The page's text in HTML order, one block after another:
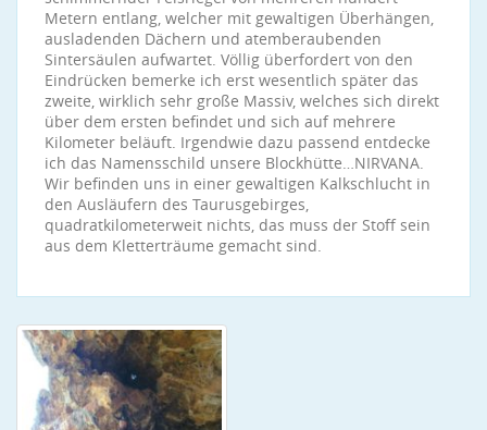
Metern entlang, welcher mit gewaltigen Überhängen,
ausladenden Dächern und atemberaubenden
Sintersäulen aufwartet. Völlig überfordert von den
Eindrücken bemerke ich erst wesentlich später das
zweite, wirklich sehr große Massiv, welches sich direkt
über dem ersten befindet und sich auf mehrere
Kilometer beläuft. Irgendwie dazu passend entdecke
ich das Namensschild unsere Blockhütte…NIRVANA.
Wir befinden uns in einer gewaltigen Kalkschlucht in
den Ausläufern des Taurusgebirges,
quadratkilometerweit nichts, das muss der Stoff sein
aus dem Kletterträume gemacht sind.